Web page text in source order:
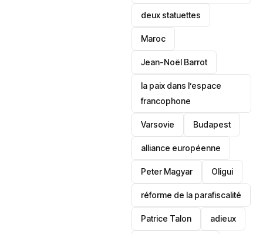
deux statuettes
Maroc
Jean-Noël Barrot
la paix dans l’espace
francophone
‎Varsovie Budapest
alliance européenne
Peter Magyar Oligui
réforme de la parafiscalité
Patrice Talon adieux